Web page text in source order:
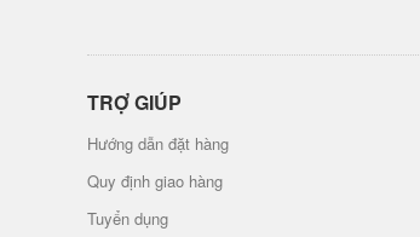
TRỢ GIÚP
Hướng dẫn đặt hàng
Quy định giao hàng
Tuyển dụng